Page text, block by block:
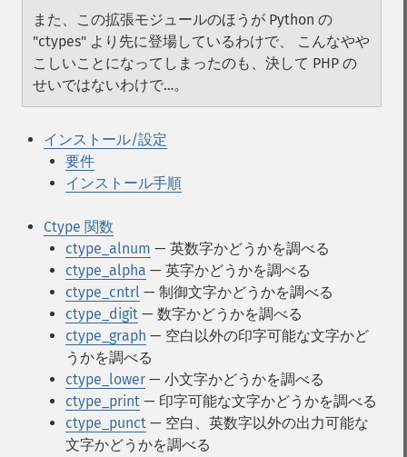
また、この拡張モジュールのほうが Python の
"ctypes" より先に登場しているわけで、 こんなやや
こしいことになってしまったのも、決して PHP の
せいではないわけで…。
インストール/設定
要件
インストール手順
Ctype 関数
ctype_alnum — 英数字かどうかを調べる
ctype_alpha — 英字かどうかを調べる
ctype_cntrl — 制御文字かどうかを調べる
ctype_digit — 数字かどうかを調べる
ctype_graph — 空白以外の印字可能な文字かど
うかを調べる
ctype_lower — 小文字かどうかを調べる
ctype_print — 印字可能な文字かどうかを調べる
ctype_punct — 空白、英数字以外の出力可能な
文字かどうかを調べる